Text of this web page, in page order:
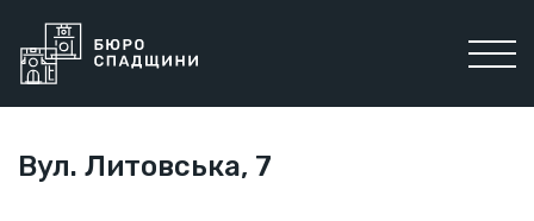
Вул. Литовська, 7